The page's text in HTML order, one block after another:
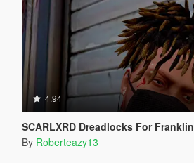
4.94
SCARLXRD Dreadlocks For Franklin
By Roberteazy13